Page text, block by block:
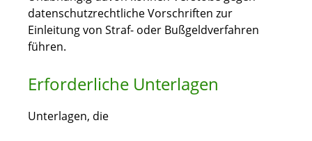
datenschutzrechtliche Vorschriften zur
Einleitung von Straf- oder Bußgeldverfahren
führen.
Erforderliche Unterlagen
Unterlagen, die